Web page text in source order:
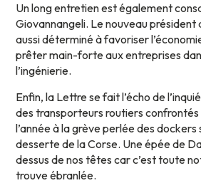
Un long entretien est également
Giovannangeli. Le nouveau président
aussi déterminé à favoriser
prêter main-forte aux entreprises
l’ingénierie.
Enfin, la Lettre se fait l’écho de
des transporteurs routiers
l’année à la grève perlée des
desserte de la Corse. Une épée de
dessus de nos têtes car c’est toute
trouve ébranlée.